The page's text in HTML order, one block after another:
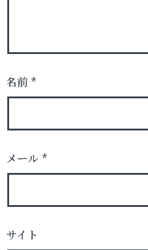
名前 *
メール *
サイト